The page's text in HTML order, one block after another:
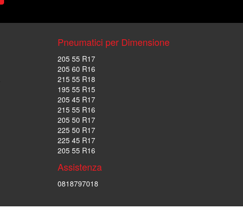
Pneumatici per Dimensione
205 55 R17
205 60 R16
215 55 R18
195 55 R15
205 45 R17
215 55 R16
205 50 R17
225 50 R17
225 45 R17
205 55 R16
Assistenza
0818797018